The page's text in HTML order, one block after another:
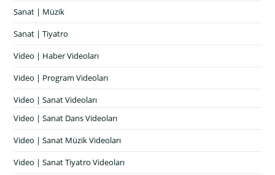
Sanat | Müzik
Sanat | Tiyatro
Video | Haber Videoları
Video | Program Videoları
Video | Sanat Videoları
Video | Sanat Dans Videoları
Video | Sanat Müzik Videoları
Video | Sanat Tiyatro Videoları